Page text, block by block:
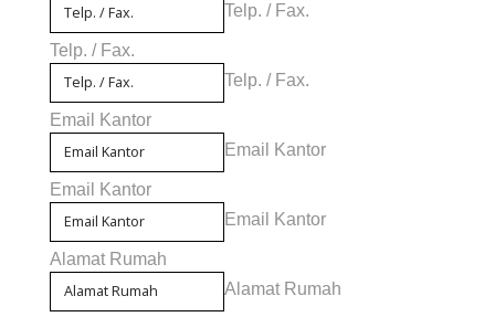
Telp. / Fax.
Telp. / Fax.
Telp. / Fax.
Email Kantor
Email Kantor
Email Kantor
Email Kantor
Alamat Rumah
Alamat Rumah